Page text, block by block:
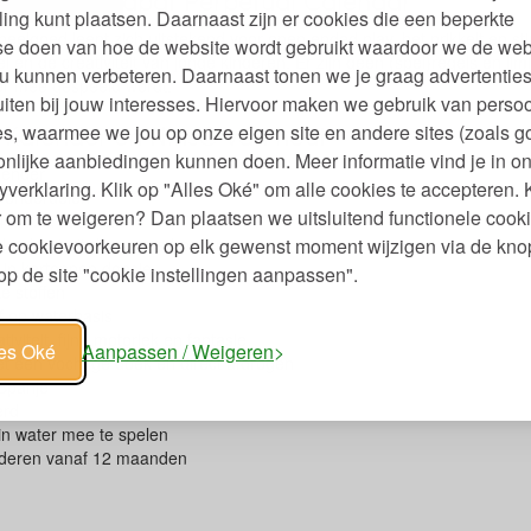
kunt plaatsen. Daarnaast zijn er cookies die een beperkte
doen van hoe de website wordt gebruikt waardoor we de
kunnen verbeteren. Daarnaast tonen we je graag
bij jouw interesses. Hiervoor maken we gebruik van
waarmee we jou op onze eigen site en andere sites (zoals
aanbiedingen kunnen doen. Meer informatie vind je in
Klik op "Alles Oké" om alle cookies te accepteren.
om te weigeren? Dan plaatsen we uitsluitend functionele
cookievoorkeuren op elk gewenst moment wijzigen via de
de site "cookie instellingen aanpassen".
Oké Aanpassen / Weigeren
leent zich uitstekend voor open ended play, het prikkelt en
en de creativiteit van jonge kinderen. Er zijn geen (spel)regels en
mee gespeeld wordt.
en Nins® van hout
x 17 x 7,2 cm.
uit duurzame bossen
kartonnen doosje
stoffen
waterbasis
fijne motoriek en fantasie
een vochtige doek en direct afdrogen
water mee te spelen
vanaf 12 maanden